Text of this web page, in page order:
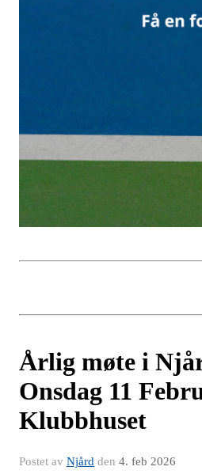
Årlig møte i
Onsdag 11
Klubbhuset
Postet av Njård den 4. feb 2026